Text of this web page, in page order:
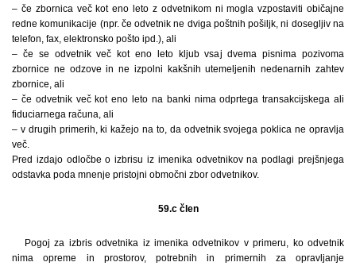
– če zbornica več kot eno leto z odvetnikom ni mogla vzpostaviti običajne
redne komunikacije (npr. če odvetnik ne dviga poštnih pošiljk, ni dosegljiv na
telefon, fax, elektronsko pošto ipd.), ali
– če se odvetnik več kot eno leto kljub vsaj dvema pisnima pozivoma
zbornice ne odzove in ne izpolni kakšnih utemeljenih nedenarnih zahtev
zbornice, ali
– če odvetnik več kot eno leto na banki nima odprtega transakcijskega ali
fiduciarnega računa, ali
– v drugih primerih, ki kažejo na to, da odvetnik svojega poklica ne opravlja
več.
Pred izdajo odločbe o izbrisu iz imenika odvetnikov na podlagi prejšnjega
odstavka poda mnenje pristojni območni zbor odvetnikov.
59.c člen
Pogoj za izbris odvetnika iz imenika odvetnikov v primeru, ko odvetnik
nima opreme in prostorov, potrebnih in primernih za opravljanje